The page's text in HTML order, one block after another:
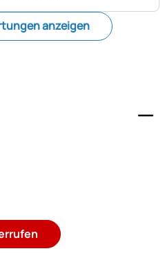
anzeigen